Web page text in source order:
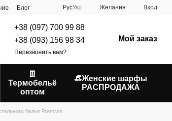
Блог РусУкр Желания Вход
+38 (097) 700 99 88
+38 (093) 156 98 34
Перезвонить вам?
Мой заказ
👖
Термобельё
оптом
👒Женские шарфы
РАСПРОДАЖА
белья Premium